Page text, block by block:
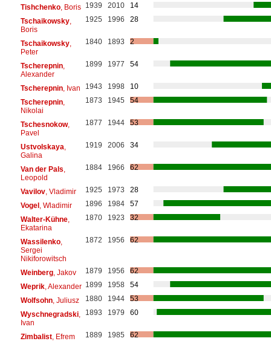
Tishchenko, Boris 1939 2010
14
Tschaikowsky,
Boris
1925 1996 28
Tschaikowsky,
Peter
1840 1893 2
Tscherepnin,
Alexander
1899 1977 54
Tscherepnin, Ivan 1943 1998
10
Tscherepnin,
Nikolai
1873 1945 54
Tschesnokow,
Pavel
1877 1944 53
Ustvolskaya
Galina
1919 2006 34
Van der Pals
Leopold
1884 1966 62
Vavilov, Vladimir 1925 1973
28
Vogel, Wladimir 1896 1984
57
Walter-Kühne,
Ekatarina
1870 1923 32
Wassilenko,
Sergei
Nikiforowitsch
1872 1956 62
Weinberg, Jakov 1879 1956
62
Weprik, Alexander 1899 1958
54
Wolfsohn, Juliusz 1880 1944
53
Wyschnegradski,
Ivan
1893 1979 60
Zimbalist, Efrem 1889 1985 62